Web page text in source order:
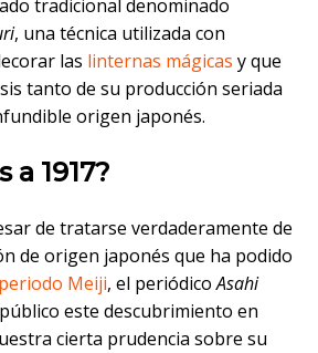
tradicional denominado
, una técnica utilizada con
las linternas mágicas y que
tanto de su producción seriada
origen japonés.
a 1917?
de tratarse verdaderamente de
de origen japonés que ha podido
periodo Meiji, el periódicoAsahi
este descubrimiento en
cierta prudencia sobre su